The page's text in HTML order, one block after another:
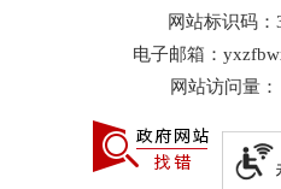
网站标识码：
电子邮箱：
网站访问量：